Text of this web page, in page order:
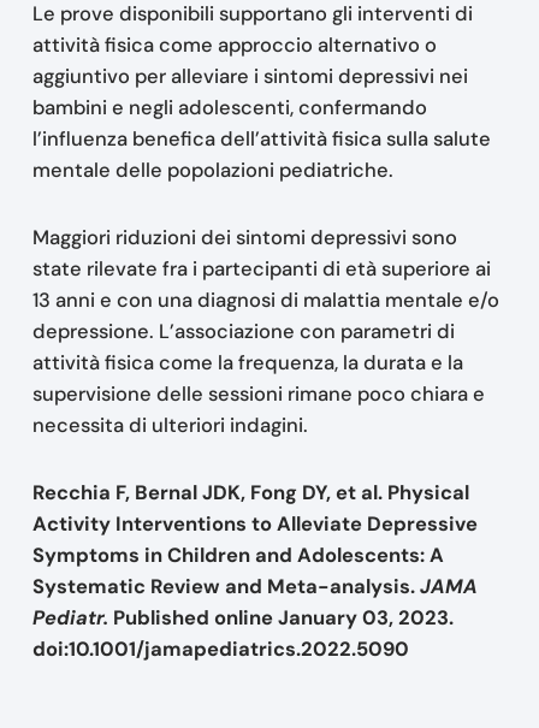
Le prove disponibili supportano gli interventi di
attività fisica come approccio alternativo o
aggiuntivo per alleviare i sintomi depressivi nei
bambini e negli adolescenti, confermando
l’influenza benefica dell’attività fisica sulla salute
mentale delle popolazioni pediatriche.
Maggiori riduzioni dei sintomi depressivi sono
state rilevate fra i partecipanti di età superiore ai
13 anni e con una diagnosi di malattia mentale e/o
depressione. L’associazione con parametri di
attività fisica come la frequenza, la durata e la
supervisione delle sessioni rimane poco chiara e
necessita di ulteriori indagini.
Recchia F, Bernal JDK, Fong DY, et al. Physical
Activity Interventions to Alleviate Depressive
Symptoms in Children and Adolescents:A
Systematic Review and Meta-analysis.JAMA
Pediatr. Published online January 03, 2023.
doi:10.1001/jamapediatrics.2022.5090